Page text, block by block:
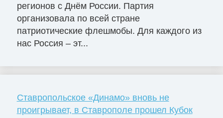
регионов с Днём России. Партия
организовала по всей стране
патриотические флешмобы. Для каждого из
нас Россия – эт...
Ставропольское «Динамо» вновь не
проигрывает, в Ставрополе прошел Кубок